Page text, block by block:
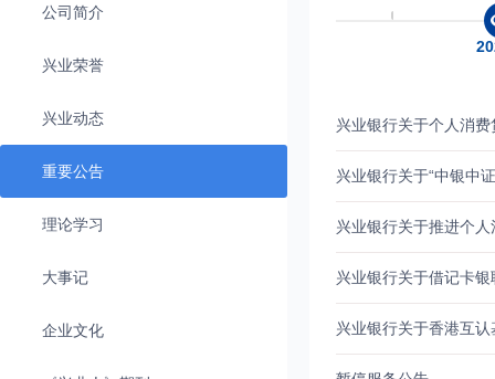
公司简介
兴业荣誉
兴业动态
重要公告
理论学习
大事记
企业文化
兴业银行关于个人消
兴业银行关于推进个
兴业银行关于借记卡